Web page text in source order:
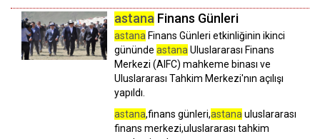
astana Finans Günleri
astana Finans Günleri etkinliğinin ikinci
gününde astanaUluslararası Finans
Merkezi (AIFC) mahkeme binası ve
Uluslararası Tahkim Merkezi'nın açılışı
yapıldı.
astana,finans günleri,astanauluslararası
finans merkezi,uluslararası tahkim